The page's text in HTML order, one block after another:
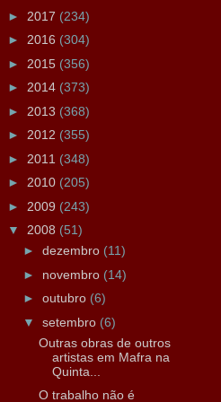
► 2017 (234)
► 2016 (304)
► 2015 (356)
► 2014 (373)
► 2013 (368)
► 2012 (355)
► 2011 (348)
► 2010 (205)
► 2009 (243)
▼ 2008 (51)
► dezembro (11)
► novembro (14)
► outubro (6)
▼ setembro (6)
Outras obras de outros
artistas em Mafra na
Quinta...
O trabalho não é